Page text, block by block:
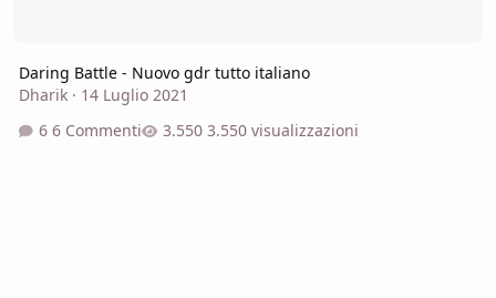
Daring Battle - Nuovo gdr tutto italiano
Dharik· 14 Luglio 2021
6 Commenti
3.550 visualizzazioni